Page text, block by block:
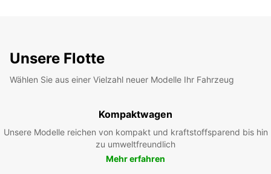
Unsere Flotte
Wählen Sie aus einer Vielzahl neuer Modelle Ihr Fahrzeug
Kompaktwagen
Unsere Modelle reichen von kompakt und kraftstoffsparend bis hin
zu umweltfreundlich
Mehr erfahren